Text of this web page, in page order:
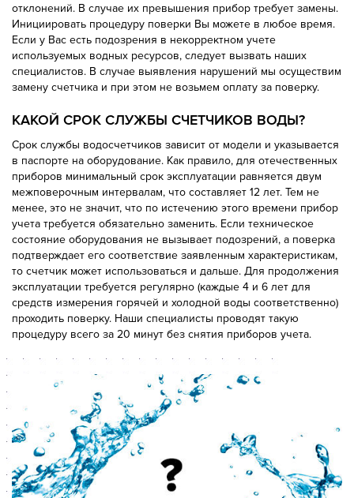
отклонений. В случае их превышения прибор требует замены.
Инициировать процедуру поверки Вы можете в любое время.
Если у Вас есть подозрения в некорректном учете
используемых водных ресурсов, следует вызвать наших
специалистов. В случае выявления нарушений мы осуществим
замену счетчика и при этом не возьмем оплату за поверку.
КАКОЙ СРОК СЛУЖБЫ СЧЕТЧИКОВ ВОДЫ?
Срок службы водосчетчиков зависит от модели и указывается
в паспорте на оборудование. Как правило, для отечественных
приборов минимальный срок эксплуатации равняется двум
межповерочным интервалам, что составляет 12 лет. Тем не
менее, это не значит, что по истечению этого времени прибор
учета требуется обязательно заменить. Если техническое
состояние оборудования не вызывает подозрений, а поверка
подтверждает его соответствие заявленным характеристикам,
то счетчик может использоваться и дальше. Для продолжения
эксплуатации требуется регулярно (каждые 4 и 6 лет для
средств измерения горячей и холодной воды соответственно)
проходить поверку. Наши специалисты проводят такую
процедуру всего за 20 минут без снятия приборов учета.